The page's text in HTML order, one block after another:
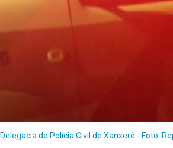
de Polícia Civil de Xanxerê - Foto: